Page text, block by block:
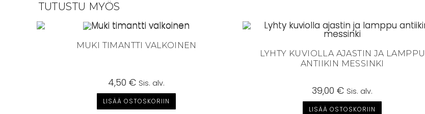
TUTUSTU MYÖS
MUKI TIMANTTI VALKOINEN
4,50€ Sis. alv.
LISÄÄ OSTOSKORIIN
LYHTY KUVIOLLA AJASTIN JA LAMPPU
ANTIIKIN MESSINKI
39,00€ Sis. alv.
LISÄÄ OSTOSKORIIN